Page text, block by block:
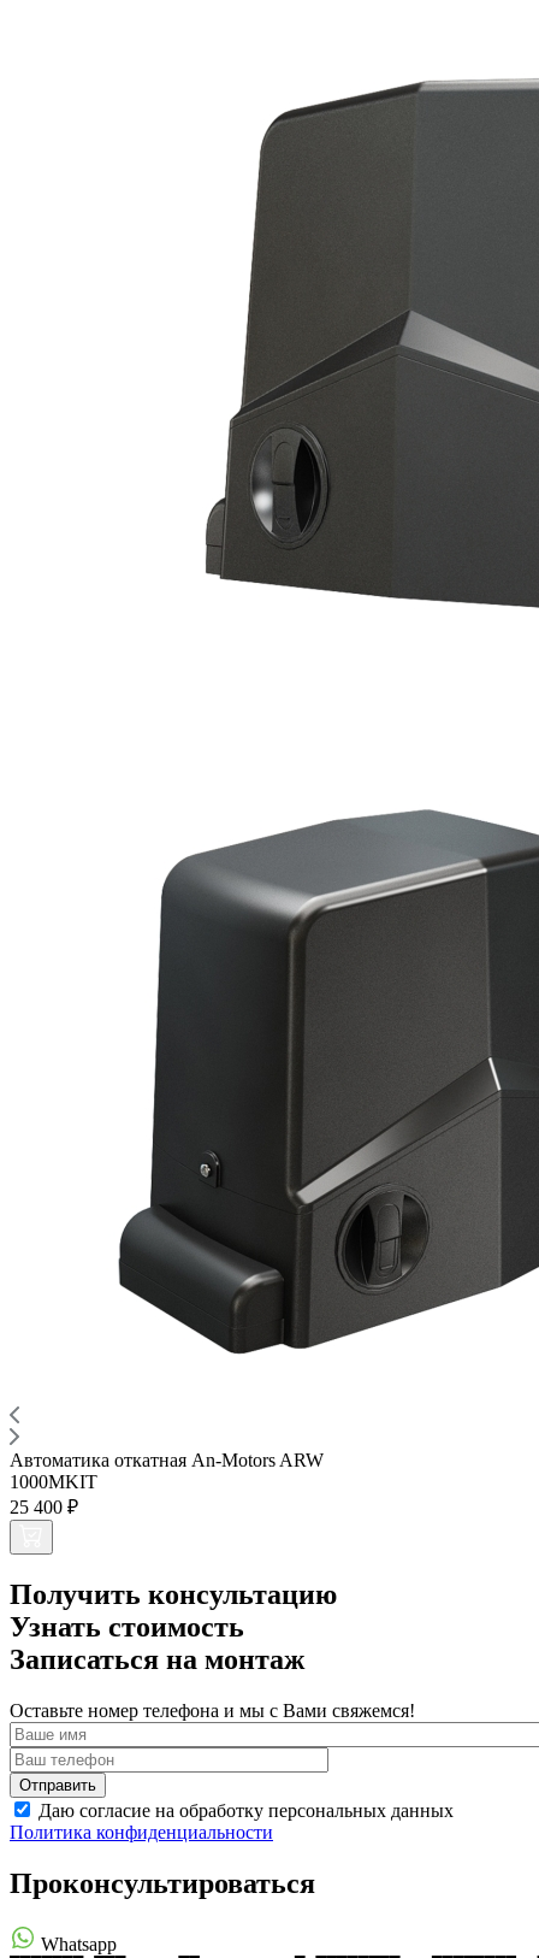
Автоматика откатная An-Motors ARW
1000MKIT
25 400 ₽
Получить консультацию
Узнать стоимость
Записаться на монтаж
Оставьте номер телефона и мы с Вами свяжемся!
Даю согласие на обработку персональных данных
Политика конфиденциальности
Проконсультироваться
Whatsapp